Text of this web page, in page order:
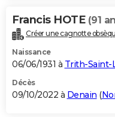
Francis HOTE (91
Créer une cagnotte
Naissance
06/06/1931 à Trith-Saint-
Décès
09/10/2022 à Denain (